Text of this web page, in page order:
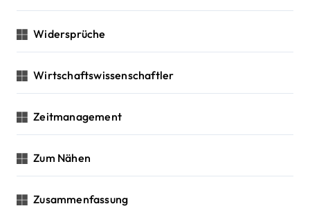
Widersprüche
Wirtschaftswissenschaftler
Zeitmanagement
Zum Nähen
Zusammenfassung